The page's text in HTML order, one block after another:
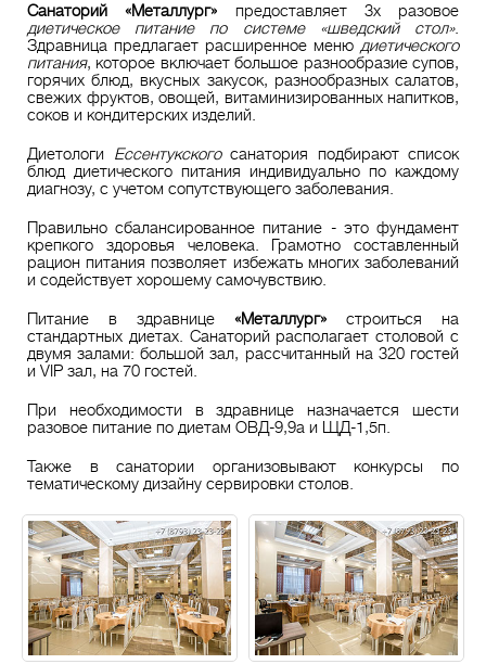
Санаторий «Металлург» предоставляет 3х разовое
диетическое питание по системе «шведский стол».
Здравница предлагает расширенное меню диетического
питания, которое включает большое разнообразие супов,
горячих блюд, вкусных закусок, разнообразных салатов,
свежих фруктов, овощей, витаминизированных напитков,
соков и кондитерских изделий.
Диетологи Ессентукскогосанатория подбирают список
блюд диетического питания индивидуально по каждому
диагнозу, с учетом сопутствующего заболевания.
Правильно сбалансированное питание - это фундамент
крепкого здоровья человека. Грамотно составленный
рацион питания позволяет избежать многих заболеваний
и содействует хорошему самочувствию.
Питание в здравнице «Металлург» строиться на
стандартных диетах. Санаторий располагает столовой с
двумя залами: большой зал, рассчитанный на 320 гостей
и VIP зал, на 70 гостей.
При необходимости в здравнице назначается шести
разовое питание по диетам ОВД-9,9а и ЩД-1,5п.
Также в санатории организовывают конкурсы по
тематическому дизайну сервировки столов.